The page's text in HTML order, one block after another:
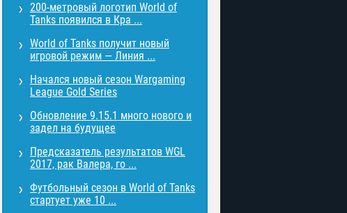
200-метровый логотип World of
Tanks появился в Кра ...
World of Tanks получит новый
игровой режим — Линия ...
Начался новый сезон Wargaming
League Gold Series
Обновление 9.15.1 много нового и
задел на будущее
Предсказатель результатов WGL
2017, рак Валера, го ...
Футбольный сезон в World of Tanks
стартует уже 10 ...